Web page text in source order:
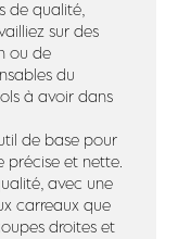
de qualité,
sur des
ou de
du
à avoir dans
de base pour
précise et nette.
avec une
carreaux que
droites et